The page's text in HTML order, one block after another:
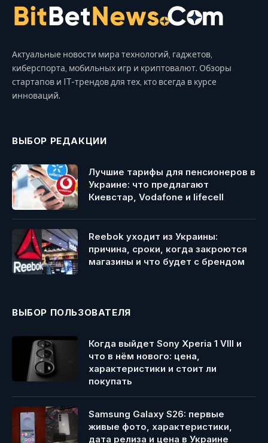
Актуальные новости мира технологий, гаджетов,
киберспорта, мобильных игр и криптовалют. Обзоры
стартапов и IT-трендов для тех, кто всегда в курсе
инноваций.
ВЫБОР РЕДАКЦИИ
Лучшие тарифы для пенсионеров в
Украине: что предлагают
Киевстар, Vodafone и lifecell
Reebok уходит из Украины:
причина, сроки, когда закроются
магазины и что будет с брендом
ВЫБОР ПОЛЬЗОВАТЕЛЯ
Когда выйдет Sony Xperia 1 VIII и
что в нём нового: цена,
характеристики и стоит ли
покупать
Samsung Galaxy S26: первые
живые фото, характеристики,
дата релиза и цена в Украине